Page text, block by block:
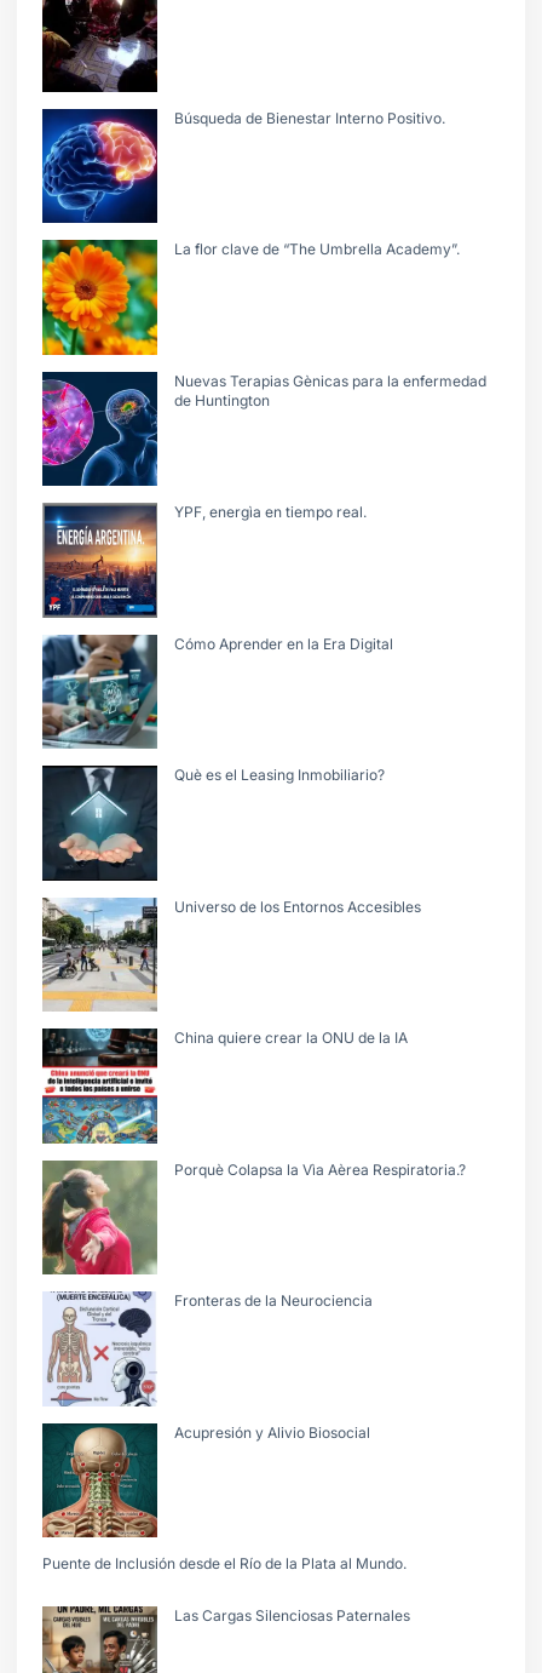
Búsqueda de Bienestar Interno Positivo.
La flor clave de “The Umbrella Academy”.
Nuevas Terapias Gènicas para la enfermedad
de Huntington
YPF, energìa en tiempo real.
Cómo Aprender en la Era Digital
Què es el Leasing Inmobiliario?
Universo de los Entornos Accesibles
China quiere crear la ONU de la IA
Porquè Colapsa la Vìa Aèrea Respiratoria.?
Fronteras de la Neurociencia
Acupresión y Alivio Biosocial
Puente de Inclusión desde el Río de la Plata al Mundo.
Las Cargas Silenciosas Paternales